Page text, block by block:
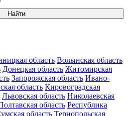
Найти
область Волынская область
Донецкая область Житомирская
Запорожская область Ивано-
область Кировоградская
Львовская область Николаевская
область Республика
область Тернопольская